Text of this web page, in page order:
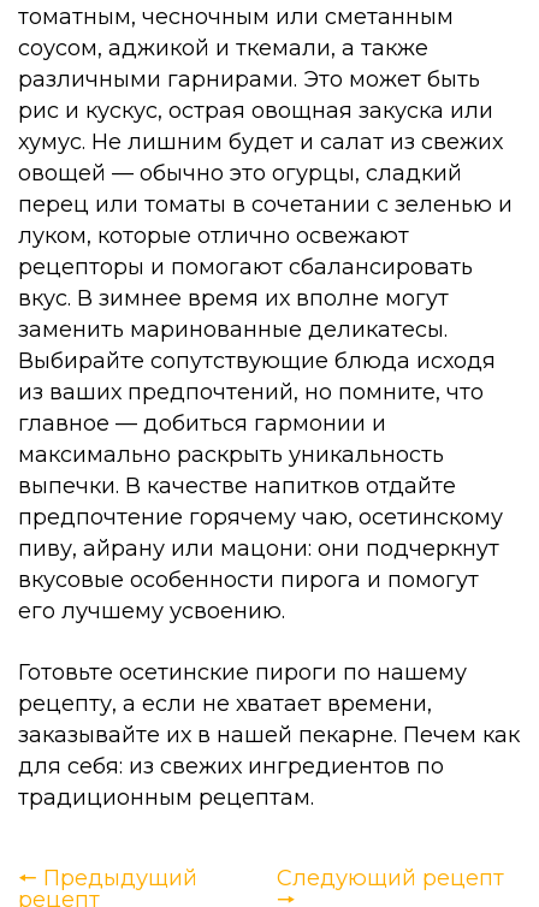
томатным, чесночным или сметанным
соусом, аджикой и ткемали, а также
различными гарнирами. Это может быть
рис и кускус, острая овощная закуска или
хумус. Не лишним будет и салат из свежих
овощей — обычно это огурцы, сладкий
перец или томаты в сочетании с зеленью и
луком, которые отлично освежают
рецепторы и помогают сбалансировать
вкус. В зимнее время их вполне могут
заменить маринованные деликатесы.
Выбирайте сопутствующие блюда исходя
из ваших предпочтений, но помните, что
главное — добиться гармонии и
максимально раскрыть уникальность
выпечки. В качестве напитков отдайте
предпочтение горячему чаю, осетинскому
пиву, айрану или мацони: они подчеркнут
вкусовые особенности пирога и помогут
его лучшему усвоению.
Готовьте осетинские пироги по нашему
рецепту, а если не хватает времени,
заказывайте их в нашей пекарне. Печем как
для себя: из свежих ингредиентов по
традиционным рецептам.
🠔 Предыдущий
рецепт
Следующий рецепт
🠖